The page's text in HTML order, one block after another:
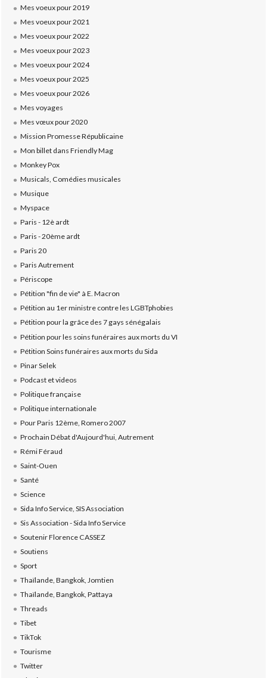
Mes voeux pour 2019
Mes voeux pour 2021
Mes voeux pour 2022
Mes voeux pour 2023
Mes voeux pour 2024
Mes voeux pour 2025
Mes voeux pour 2026
Mes voyages
Mes vœux pour 2020
Mission Promesse Républicaine
Mon billet dans Friendly Mag
Monkey Pox
Musicals, Comédies musicales
Musique
Myspace
Paris - 12è ardt
Paris - 20ème ardt
Paris 20
Paris Autrement
Périscope
Pétition "fin de vie" à E. Macron
Pétition au 1er ministre contre les LGBTphobies
Pétition pour la grâce des 7 gays sénégalais
Pétition pour les soins funéraires aux morts du VI
Pétition Soins funéraires aux morts du Sida
Pinar Selek
Podcast et videos
Politique française
Politique internationale
Pour Paris 12ème, Romero 2007
Prochain Débat d'Aujourd'hui, Autrement
Rémi Féraud
Saint-Ouen
Santé
Science
Sida Info Service, SIS Association
Sis Association - Sida Info Service
Soutenir Florence CASSEZ
Soutiens
Sport
Thaïlande, Bangkok, Jomtien
Thaïlande, Bangkok, Pattaya
Threads
Tibet
TikTok
Tourisme
Twitter